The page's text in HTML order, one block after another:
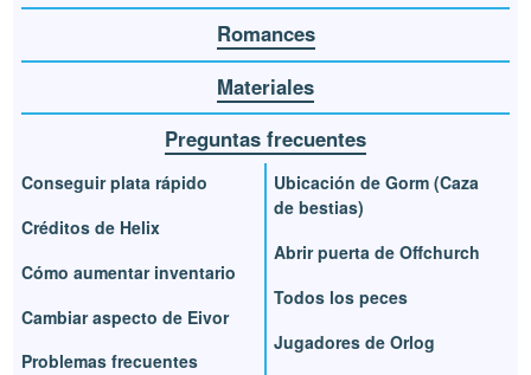
Romances
Materiales
Preguntas frecuentes
Conseguir plata rápido
Créditos de Helix
Cómo aumentar inventario
Cambiar aspecto de Eivor
Problemas frecuentes
Ubicación de Gorm (Caza
de bestias)
Abrir puerta de Offchurch
Todos los peces
Jugadores de Orlog